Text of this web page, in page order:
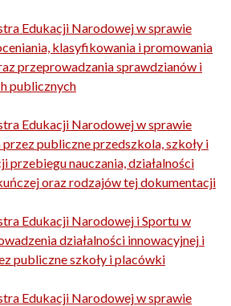
Edukacji Narodowej w sprawie
klasyfikowania i promowania
przeprowadzania sprawdzianów i
publicznych
Edukacji Narodowej w sprawie
publiczne przedszkola, szkoły i
przebiegu nauczania, działalności
oraz rodzajów tej dokumentacji
Edukacji Narodowej i Sportu w
działalności innowacyjnej i
publiczne szkoły i placówki
Edukacji Narodowej w sprawie